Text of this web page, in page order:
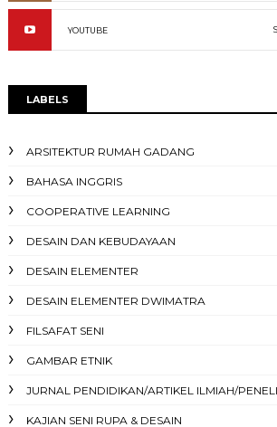
YOUTUBE
LABELS
ARSITEKTUR RUMAH GADANG
BAHASA INGGRIS
COOPERATIVE LEARNING
DESAIN DAN KEBUDAYAAN
DESAIN ELEMENTER
DESAIN ELEMENTER DWIMATRA
FILSAFAT SENI
GAMBAR ETNIK
JURNAL PENDIDIKAN/ARTIKEL ILMIAH/
KAJIAN SENI RUPA & DESAIN